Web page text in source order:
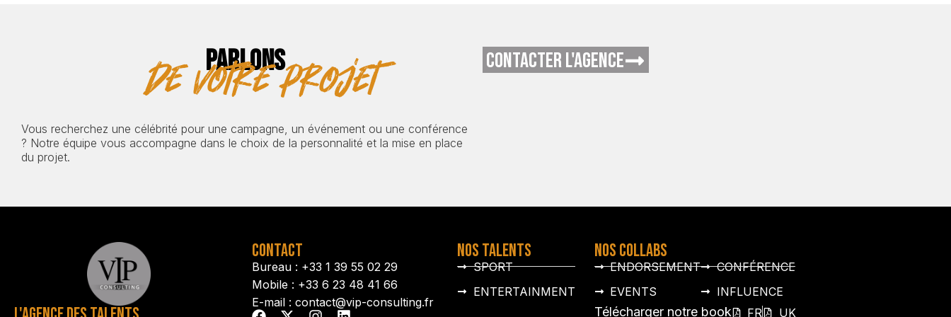
PARLONS
de votre projet
Vous recherchez une célébrité pour une campagne, un événement ou une conférence
? Notre équipe vous accompagne dans le choix de la personnalité et la mise en place
du projet.
CONTACTER L'AGENCE
CONTACT
Bureau : +33 1 39 55 02 29
Mobile : +33 6 23 48 41 66
E-mail : contact@vip-consulting.fr
NOS TALENTS
SPORT
ENTERTAINMENT
NOS COLLABS
ENDORSEMENT
EVENTS
CONFÉRENCE
INFLUENCE
Télécharger notre book FR UK